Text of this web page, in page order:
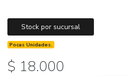
Stock por sucursal
Pocas Unidades.
$ 18.000